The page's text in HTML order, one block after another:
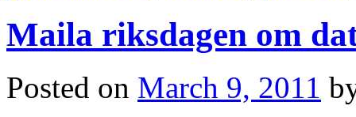
Maila riksdagen om
Posted on March 9, 2011